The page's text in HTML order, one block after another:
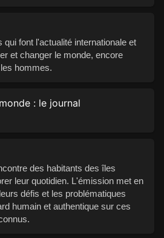
qui font l'actualité internationale et
et changer le monde, encore
hommes.
: le journal
des habitants des îles
leur quotidien. L'émission met en
défis et les problématiques
humain et authentique sur ces